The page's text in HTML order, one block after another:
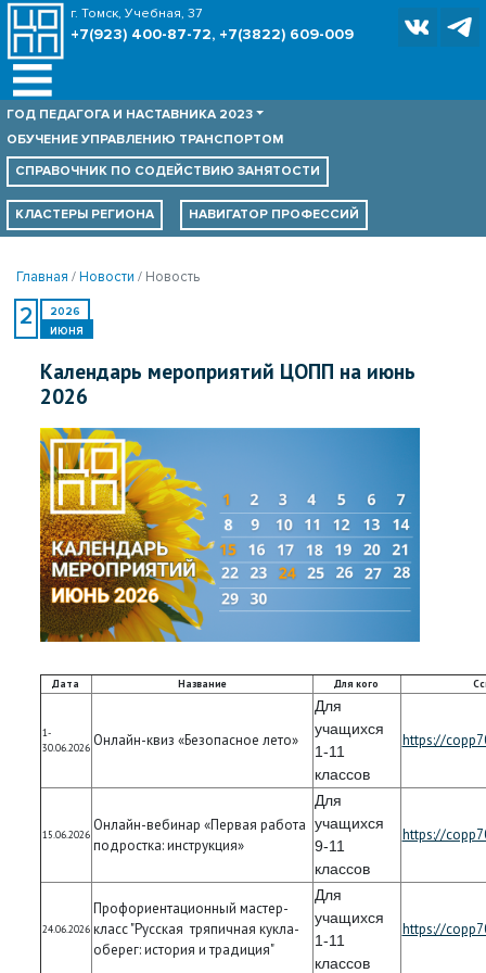
г. Томск, Учебная, 37
+7(923) 400-87-72, +7(3822) 609-009
ГОД ПЕДАГОГА И НАСТАВНИКА 2023
ОБУЧЕНИЕ УПРАВЛЕНИЮ ТРАНСПОРТОМ
СПРАВОЧНИК ПО СОДЕЙСТВИЮ ЗАНЯТОСТИ
КЛАСТЕРЫ РЕГИОНА НАВИГАТОР ПРОФЕССИЙ
Главная Новости Новость
2 2026
ИЮНЯ
Календарь мероприятий ЦОПП на июнь
2026
Дата Название Для кого
1-
30.06.2026 Онлайн-квиз «Безопасное лето»
Для
учащихся
1-11
классов
https://
15.06.2026
Онлайн-вебинар «Первая работа
подростка: инструкция»
Для
учащихся
9-11
классов
https://
24.06.2026
Профориентационный мастер-
класс "Русская тряпичная кукла-
оберег: история и традиция"
Для
учащихся
1-11
классов
https://